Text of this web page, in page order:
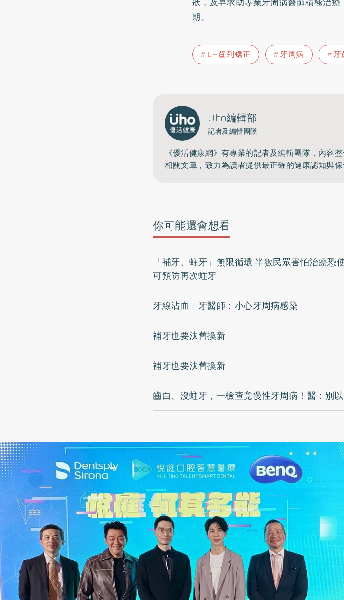
期。
LH齒列矯正 牙周病 牙
Uho編輯部
記者及編輯團隊
《優活健康網》有專業的記者及編輯團隊，內容
相關文章，致力為讀者提供最正確的健康認知與保
你可能還會想看
「補牙、蛀牙」無限循環 半數民眾害怕治療
可預防再次蛀牙！
牙線沾血 牙醫師：小心牙周病感染
補牙也要汰舊換新
補牙也要汰舊換新
齒白、沒蛀牙，一檢查竟慢性牙周病！醫：別